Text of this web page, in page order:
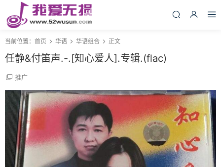
当前位置： 首页 华语 华语组合 正文
任静&付笛声.-.[知心爱人].专辑.(flac)
推广